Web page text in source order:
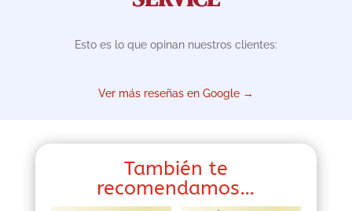
Esto es lo que opinan nuestros clientes:
Ver más reseñas en Google →
También te
recomendamos…